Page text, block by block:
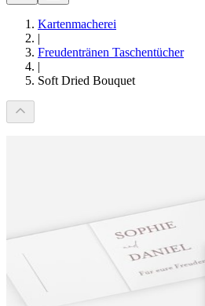
Kartenmacherei
|
Freudentränen Taschentücher
|
Soft Dried Bouquet